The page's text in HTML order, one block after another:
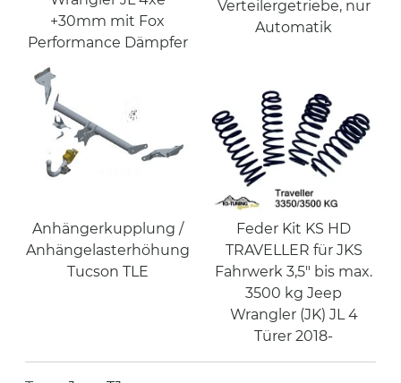
+30mm mit Fox
Performance Dämpfer
Verteilergetriebe, nur
Automatik
Anhängerkupplung /
Anhängelasterhöhung
Tucson TLE
Feder Kit KS HD
TRAVELLER für JKS
Fahrwerk 3,5" bis max.
3500 kg Jeep
Wrangler (JK) JL 4
Türer 2018-